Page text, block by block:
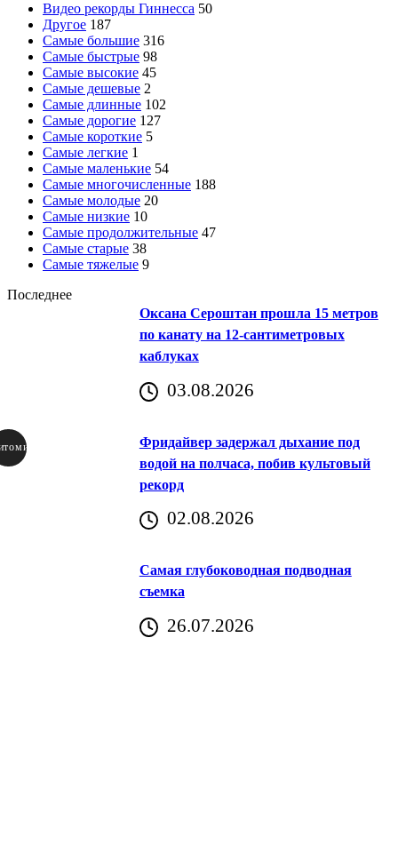
Видео рекорды Гиннесса 50
Другое 187
Самые большие 316
Самые быстрые 98
Самые высокие 45
Самые дешевые 2
Самые длинные 102
Самые дорогие 127
Самые короткие 5
Самые легкие 1
Самые маленькие 54
Самые многочисленные 188
Самые молодые 20
Самые низкие 10
Самые продолжительные 47
Самые старые 38
Самые тяжелые 9
Последнее
Оксана Сероштан прошла 15 метров
по канату на 12-сантиметровых
каблуках
03.08.2026
Фридайвер задержал дыхание под
водой на полчаса, побив культовый
рекорд
02.08.2026
Самая глубоководная подводная
съемка
26.07.2026